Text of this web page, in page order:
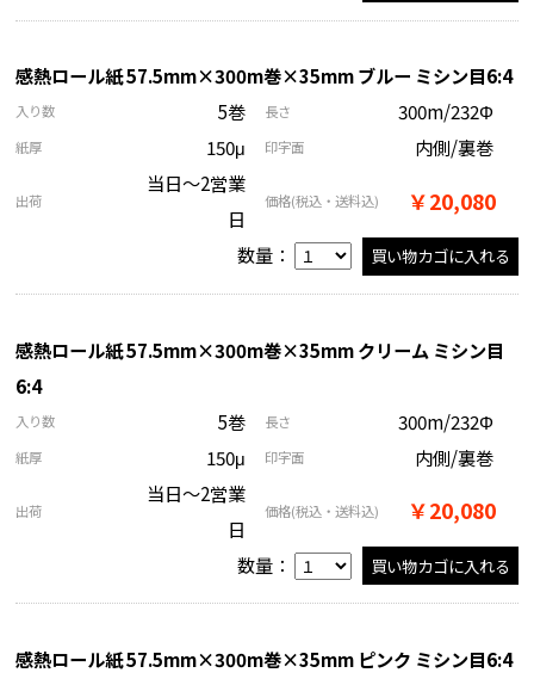
感熱ロール紙 57.5mm×300m巻×35mm ブルー ミシン目6:4
入り数 5巻 長さ 300m/232Φ
紙厚 150μ 印字面 内側/裏巻
出荷
当日～2営業
日
価格(税込・送料込) ￥20,080
数量：
感熱ロール紙 57.5mm×300m巻×35mm クリーム ミシン目
6:4
入り数 5巻 長さ 300m/232Φ
紙厚 150μ 印字面 内側/裏巻
出荷
当日～2営業
日
価格(税込・送料込) ￥20,080
数量：
感熱ロール紙 57.5mm×300m巻×35mm ピンク ミシン目6:4